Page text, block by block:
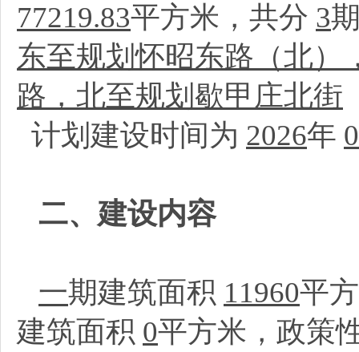
77219.83平方米，共分 3
东至规划怀昭东路（北）
路，北至规划歇甲庄北街
计划建设时间为 2026年
二、建设内容
一期建筑面积 11960平
建筑面积 0平方米，政策